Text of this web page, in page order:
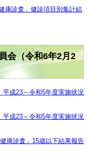
康診査」健診項目別集計結
会（令和6年2月2
平成23～令和5年度実施状況
平成23～令和5年度実施状況
康診査」15歳以下結果報告